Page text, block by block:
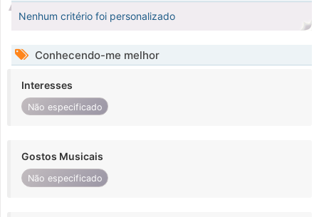
Nenhum critério foi personalizado
Conhecendo-me melhor
Interesses
Não especificado
Gostos Musicais
Não especificado